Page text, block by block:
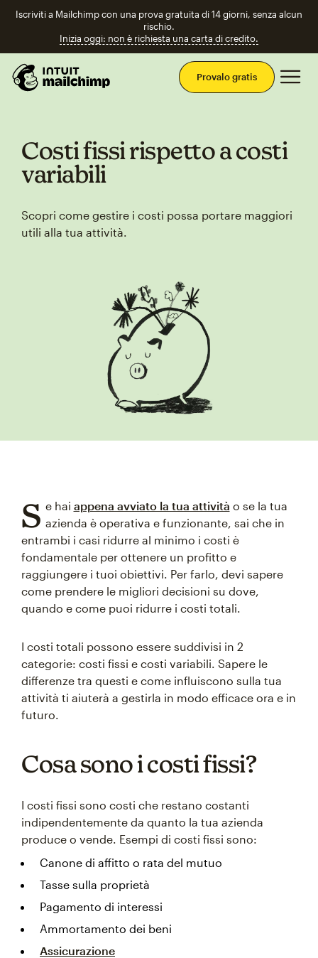
Iscriviti a Mailchimp con una prova gratuita di 14 giorni, senza alcun
rischio.
Inizia oggi: non è richiesta una carta di credito.
Provalo gratis
Costi fissi rispetto a costi
variabili
Scopri come gestire i costi possa portare maggiori
utili alla tua attività.
S e hai appena avviato la tua attività o se la tua
azienda è operativa e funzionante, sai che in
entrambi i casi ridurre al minimo i costi è
fondamentale per ottenere un profitto e
raggiungere i tuoi obiettivi. Per farlo, devi sapere
come prendere le migliori decisioni su dove,
quando e come puoi ridurre i costi totali.
I costi totali possono essere suddivisi in 2
categorie: costi fissi e costi variabili. Sapere le
differenze tra questi e come influiscono sulla tua
attività ti aiuterà a gestirla in modo efficace ora e in
futuro.
Cosa sono i costi fissi?
I costi fissi sono costi che restano costanti
indipendentemente da quanto la tua azienda
produce o vende. Esempi di costi fissi sono:
Canone di affitto o rata del mutuo
Tasse sulla proprietà
Pagamento di interessi
Ammortamento dei beni
Assicurazione